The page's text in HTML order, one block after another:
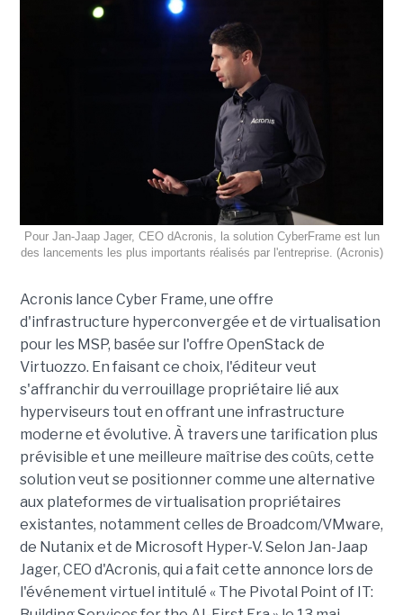
Pour Jan-Jaap Jager, CEO dAcronis, la solution CyberFrame est lun
des lancements les plus importants réalisés par l'entreprise. (Acronis)
Acronis lance Cyber Frame, une offre
d'infrastructure hyperconvergée et de virtualisation
pour les MSP, basée sur l'offre OpenStack de
Virtuozzo. En faisant ce choix, l'éditeur veut
s'affranchir du verrouillage propriétaire lié aux
hyperviseurs tout en offrant une infrastructure
moderne et évolutive. À travers une tarification plus
prévisible et une meilleure maîtrise des coûts, cette
solution veut se positionner comme une alternative
aux plateformes de virtualisation propriétaires
existantes, notamment celles de Broadcom/VMware,
de Nutanix et de Microsoft Hyper-V. Selon Jan-Jaap
Jager, CEO d'Acronis, qui a fait cette annonce lors de
l'événement virtuel intitulé « The Pivotal Point of IT: